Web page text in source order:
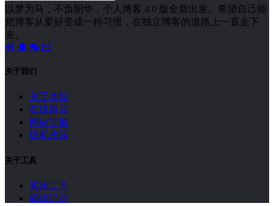
以梦为马，不负韶华，个人博客 4.0 版全新出发。希望自己能
把博客从爱好变成一种习惯，在独立博客的道路上一直走下
去。
关于我们
关于本站
在线留言
网站导航
隐私政策
关于工具
实用工具
阅读记录